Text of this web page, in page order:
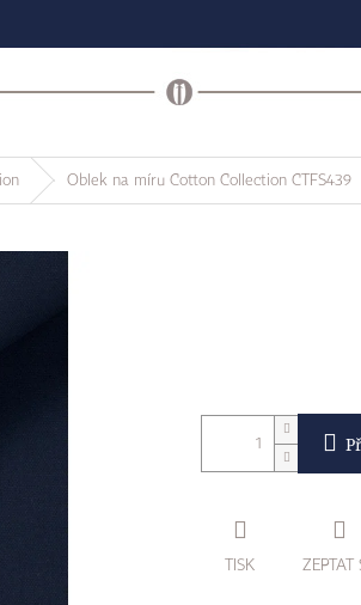
Oblek na míru Cotton Collection CTFS439
TISK ZEPTAT